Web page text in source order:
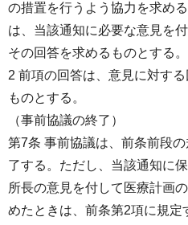
の措置を行うよう協力を求め
は、当該通知に必要な意見を付
その回答を求めるものとする。
2 前項の回答は、意見に対す
ものとする。
（事前協議の終了）
第7条 事前協議は、前条前段
了する。ただし、当該通知に
所長の意見を付して医療計画
めたときは、前条第2項に規定